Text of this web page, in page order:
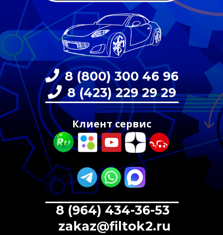
8 (800) 300 46 96
8 (423) 229 29 29
Клиент сервис
8 (964) 434-36-53
zakaz@filtok2.ru